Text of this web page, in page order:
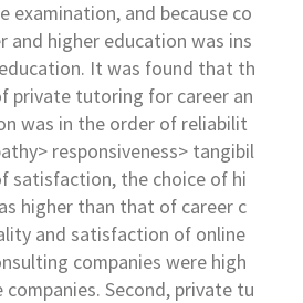
examination, and because co
and higher education was ins
It was found that th
private tutoring for career an
was in the order of reliabilit
responsiveness> tangibil
satisfaction, the choice of hi
higher than that of career c
and satisfaction of online
companies were high
Second, private tu